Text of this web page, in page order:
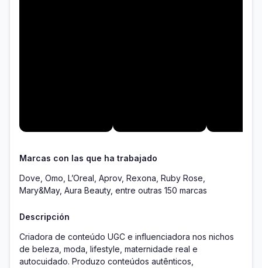
Marcas con las que ha trabajado
Dove, Omo, L’Oreal, Aprov, Rexona, Ruby Rose,
Mary&May, Aura Beauty, entre outras 150 marcas
Descripción
Criadora de conteúdo UGC e influenciadora nos nichos
de beleza, moda, lifestyle, maternidade real e
autocuidado. Produzo conteúdos autênticos,